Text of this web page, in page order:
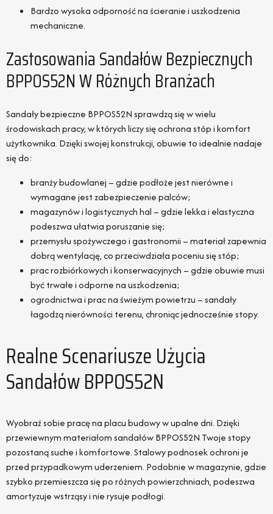
Bardzo wysoka odporność na ścieranie i uszkodzenia
mechaniczne.
Zastosowania Sandałów Bezpiecznych
BPPOS52N W Różnych Branżach
Sandały bezpieczne BPPOS52N sprawdzą się w wielu
środowiskach pracy, w których liczy się ochrona stóp i komfort
użytkownika. Dzięki swojej konstrukcji, obuwie to idealnie nadaje
się do:
branży budowlanej – gdzie podłoże jest nierówne i
wymagane jest zabezpieczenie palców;
magazynów i logistycznych hal – gdzie lekka i elastyczna
podeszwa ułatwia poruszanie się;
przemysłu spożywczego i gastronomii – materiał zapewnia
dobrą wentylację, co przeciwdziała poceniu się stóp;
prac rozbiórkowych i konserwacyjnych – gdzie obuwie musi
być trwałe i odporne na uszkodzenia;
ogrodnictwa i prac na świeżym powietrzu – sandały
łagodzą nierówności terenu, chroniąc jednocześnie stopy.
Realne Scenariusze Użycia
Sandałów BPPOS52N
Wyobraź sobie pracę na placu budowy w upalne dni. Dzięki
przewiewnym materiałom sandałów BPPOS52N Twoje stopy
pozostaną suche i komfortowe. Stalowy podnosek ochroni je
przed przypadkowym uderzeniem. Podobnie w magazynie, gdzie
szybko przemieszcza się po różnych powierzchniach, podeszwa
amortyzuje wstrząsy i nie rysuje podłogi.